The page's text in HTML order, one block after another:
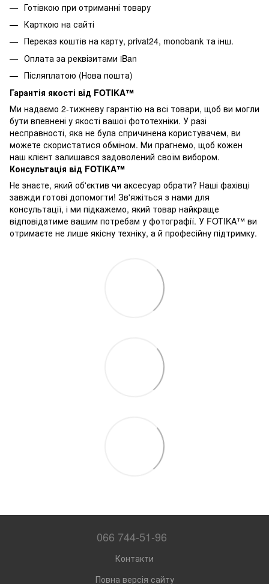
Готівкою при отриманні товару
Карткою на сайті
Переказ коштів на карту, privat24, monobank та інш.
Оплата за реквізитами iBan
Післяплатою (Нова пошта)
Гарантія якості від FOTIKA™
Ми надаємо 2-тижневу гарантію на всі товари, щоб ви могли
бути впевнені у якості вашої фототехніки. У разі
несправності, яка не була спричинена користувачем, ви
можете скористатися обміном. Ми прагнемо, щоб кожен
наш клієнт залишався задоволений своїм вибором.
Консультація від FOTIKA™
Не знаєте, який об'єктив чи аксесуар обрати? Наші фахівці
завжди готові допомогти! Зв'яжіться з нами для
консультації, і ми підкажемо, який товар найкраще
відповідатиме вашим потребам у фотографії. У FOTIKA™ ви
отримаєте не лише якісну техніку, а й професійну підтримку.
066 744-51-96
Контакти
Повна версія сайту